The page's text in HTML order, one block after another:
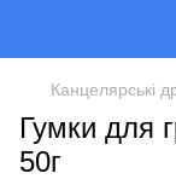
Канцелярські
Гумки для
50г